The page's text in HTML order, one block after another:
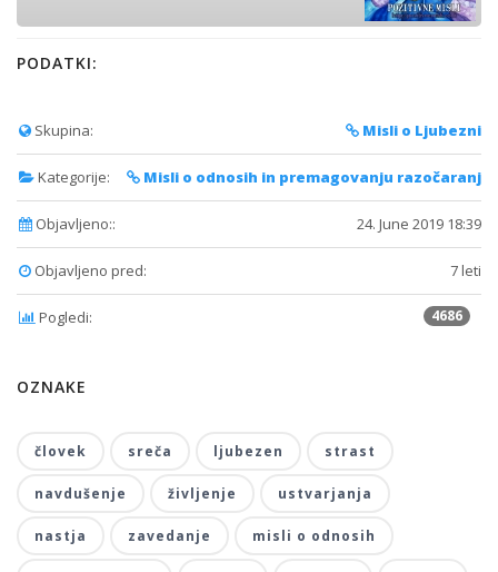
PODATKI:
Skupina: Misli o Ljubezni
Kategorije: Misli o odnosih in premagovanju razočaranj
Objavljeno:: 24. June 2019 18:39
Objavljeno pred: 7 leti
Pogledi: 4686
OZNAKE
človek sreča ljubezen strast
navdušenje življenje ustvarjanja
nastja zavedanje misli o odnosih